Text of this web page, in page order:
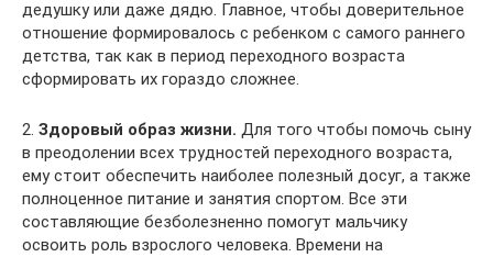
дедушку или даже дядю. Главное, чтобы доверительное
отношение формировалось с ребенком с самого раннего
детства, так как в период переходного возраста
сформировать их гораздо сложнее.
2.​ Здоровый образ жизни. Для того чтобы помочь сыну
в преодолении всех трудностей переходного возраста,
ему стоит обеспечить наиболее полезный досуг, а также
полноценное питание и занятия спортом. Все эти
составляющие безболезненно помогут мальчику
освоить роль взрослого человека. Времени на